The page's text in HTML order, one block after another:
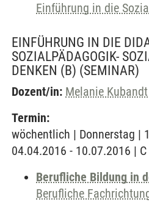
Einführung in die
EINFÜHRUNG IN DIE
SOZIALPÄDAGOGIK-
DENKEN (B) (SEMINAR)
Dozent/in: Melanie Kubandt
Termin:
wöchentlich | Donnerstag |
04.04.2016 - 10.07.2016 |
Berufliche Bildung in
Berufliche